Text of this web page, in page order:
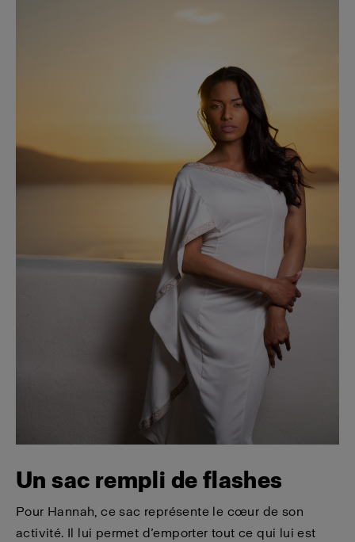
Un sac rempli de flashes
Pour Hannah, ce sac représente le cœur de son
activité. Il lui permet d’emporter tout ce qui lui est